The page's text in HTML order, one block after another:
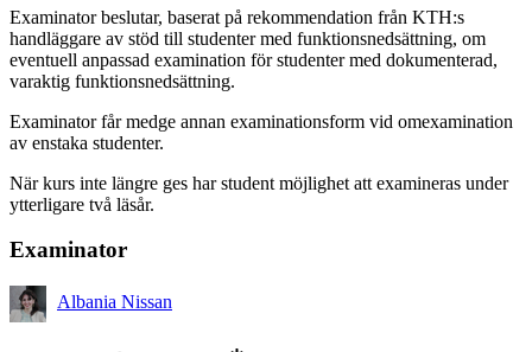
Examinator beslutar, baserat på rekommendation från KTH:s
handläggare av stöd till studenter med funktionsnedsättning, om
eventuell anpassad examination för studenter med dokumenterad,
varaktig funktionsnedsättning.
Examinator får medge annan examinationsform vid omexamination
av enstaka studenter.
När kurs inte längre ges har student möjlighet att examineras under
ytterligare två läsår.
Examinator
Albania Nissan